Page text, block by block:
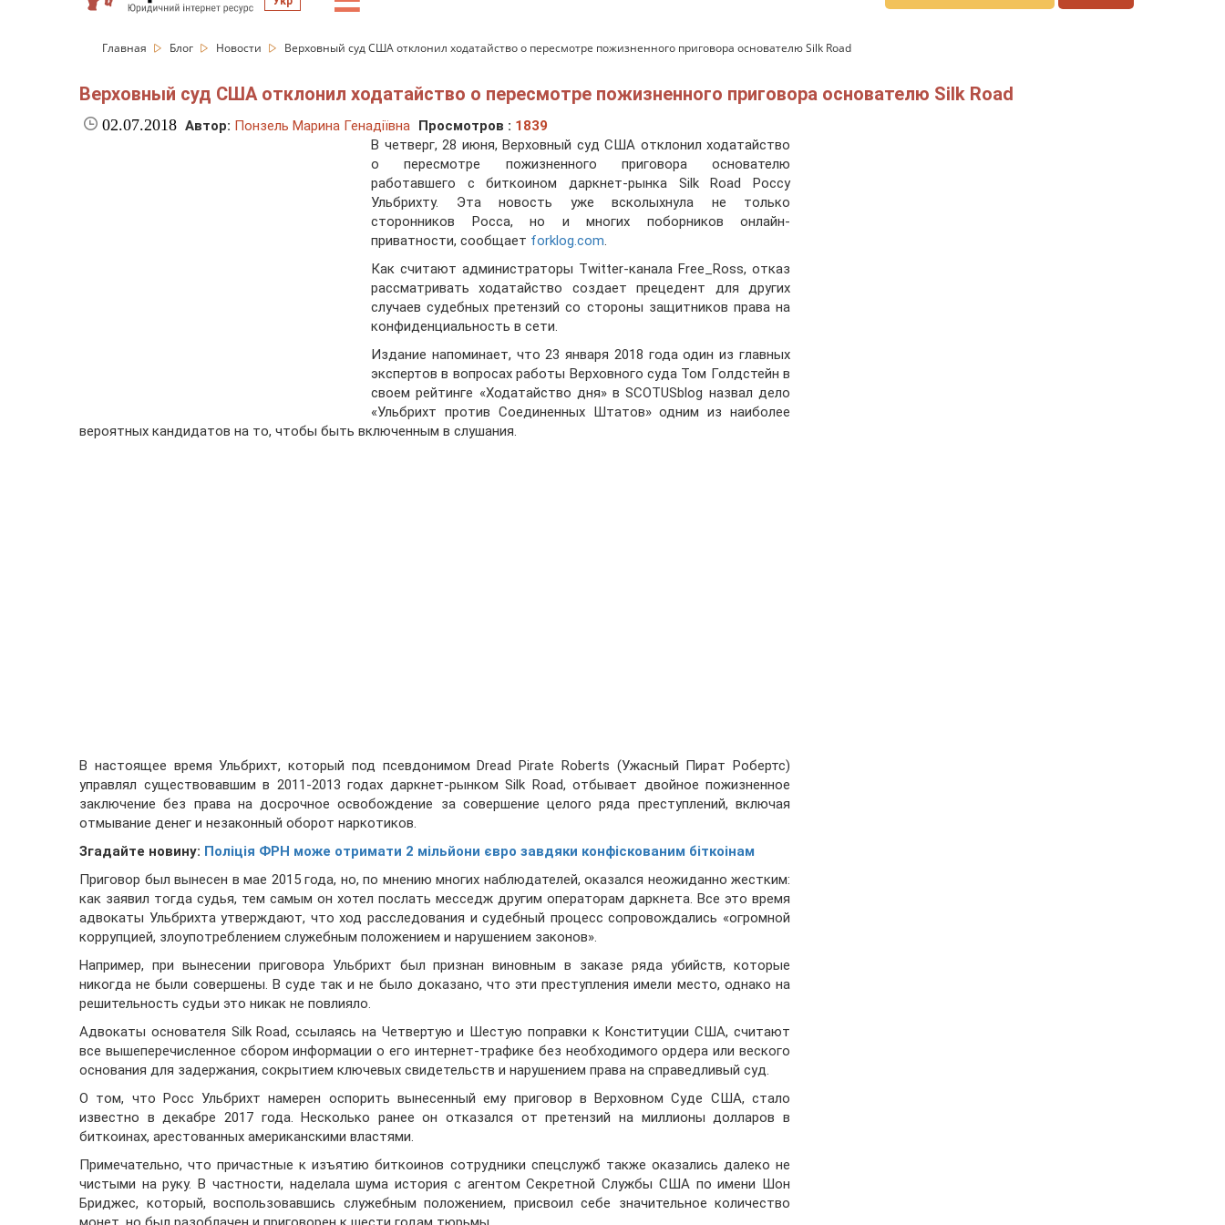
Главная Блог Новости Верховный суд США отклонил ходатайство о пересмотре пожизненного приговора основателю Silk Road
Верховный суд США отклонил ходатайство о пересмотре пожизненного приговора основателю Silk Road
02.07.2018 Автор: Понзель Марина Генадіївна Просмотров : 1839
В четверг, 28 июня, Верховный суд США отклонил ходатайство
о пересмотре пожизненного приговора основателю
работавшего с биткоином даркнет-рынка Silk Road Россу
Ульбрихту. Эта новость уже всколыхнула не только
сторонников Росса, но и многих поборников онлайн-
приватности, сообщает forklog.com.
Как считают администраторы Twitter-канала Free_Ross, отказ
рассматривать ходатайство создает прецедент для других
случаев судебных претензий со стороны защитников права на
конфиденциальность в сети.
Издание напоминает, что 23 января 2018 года один из главных
экспертов в вопросах работы Верховного суда Том Голдстейн в
своем рейтинге «Ходатайство дня» в SCOTUSblog назвал дело
«Ульбрихт против Соединенных Штатов» одним из наиболее
вероятных кандидатов на то, чтобы быть включенным в слушания.
В настоящее время Ульбрихт, который под псевдонимом Dread Pirate Roberts (Ужасный Пират Робертс)
управлял существовавшим в 2011-2013 годах даркнет-рынком Silk Road, отбывает двойное пожизненное
заключение без права на досрочное освобождение за совершение целого ряда преступлений, включая
отмывание денег и незаконный оборот наркотиков.
Згадайте новину: Поліція ФРН може отримати 2 мільйони євро завдяки конфіскованим біткоінам
Приговор был вынесен в мае 2015 года, но, по мнению многих наблюдателей, оказался неожиданно жестким:
как заявил тогда судья, тем самым он хотел послать месседж другим операторам даркнета. Все это время
адвокаты Ульбрихта утверждают, что ход расследования и судебный процесс сопровождались «огромной
коррупцией, злоупотреблением служебным положением и нарушением законов».
Например, при вынесении приговора Ульбрихт был признан виновным в заказе ряда убийств, которые
никогда не были совершены. В суде так и не было доказано, что эти преступления имели место, однако на
решительность судьи это никак не повлияло.
Адвокаты основателя Silk Road, ссылаясь на Четвертую и Шестую поправки к Конституции США, считают
все вышеперечисленное сбором информации о его интернет-трафике без необходимого ордера или веского
основания для задержания, сокрытием ключевых свидетельств и нарушением права на справедливый суд.
О том, что Росс Ульбрихт намерен оспорить вынесенный ему приговор в Верховном Суде США, стало
известно в декабре 2017 года. Несколько ранее он отказался от претензий на миллионы долларов в
биткоинах, арестованных американскими властями.
Примечательно, что причастные к изъятию биткоинов сотрудники спецслужб также оказались далеко не
чистыми на руку. В частности, наделала шума история с агентом Секретной Службы США по имени Шон
Бриджес, который, воспользовавшись служебным положением, присвоил себе значительное количество